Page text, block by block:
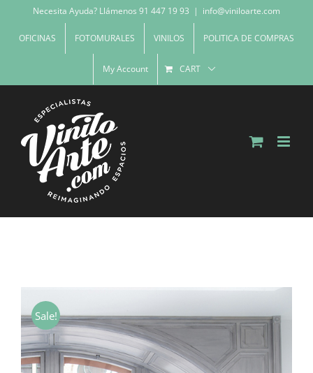
Necesita Ayuda? Llámenos 91 447 19 93 | info@viniloarte.com
OFICINAS FOTOMURALES VINILOS POLITICA DE COMPRAS
My Account CART
Sale!